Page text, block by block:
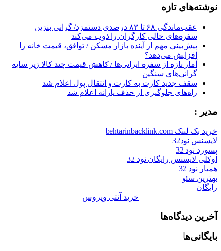
نوشته‌های تازه
عقب‌ماندگی ۶۸ تا ۸۳ درصدی دستمزد/ گرانی بنزین
سفره‌های خالی کارگران را ذوب می‌کند
پیش‌بینی مهم از آینده بازار مسکن / توافق، قیمت خانه را
افزایش می‌دهد؟
آمار تازه از سفره ایرانی‌ها / کاهش قیمت چند کالا زیر سایه
گرانی‌های سنگین
سقف جدید کارت به کارت و انتقال پول اعلام شد
راه‌های جلوگیری از حذف یارانه اعلام شد
مدیر :
خرید بک لینک behtarinbacklink.com
لایسنس نود32
پسورد نود 32
اوکلی لایسنس رایگان نود 32
همیار نود 32
بهترین سئو
رایگان
خرید آنتی ویروس
آخرین دیدگاه‌ها
بایگانی‌ها